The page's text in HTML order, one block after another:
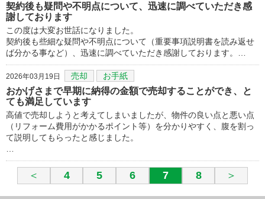
契約後も疑問や不明点について、迅速に調べていただき感
謝しております
この度は大変お世話になりました。
契約後も些細な疑問や不明点について（重要事項説明書を読み返せ
ば分かる事など）、迅速に調べていただき感謝しております。…
2026年03月19日 売却 お手紙
おかげさまで早期に納得の金額で売却することができ、と
ても満足しています
高値で売却しようと考えてしまいましたが、物件の良い点と悪い点
（リフォーム費用がかかるポイント等）を分かりやすく、腹を割っ
て説明してもらったと感じました。
＜ 4 5 6 7 8 ＞